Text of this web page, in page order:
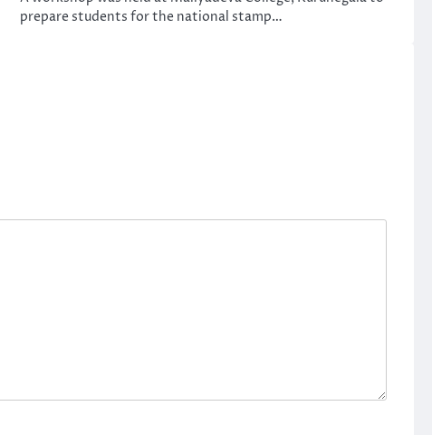
prepare students for the national stamp…